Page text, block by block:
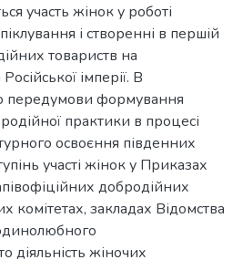
участь жінок у роботі
і створенні в першій
товариств на
імперії. В
передумови формування
практики в процесі
освоєння південних
участі жінок у Приказах
добродійних
комітетах, закладах Відомства
діяльність жіночих